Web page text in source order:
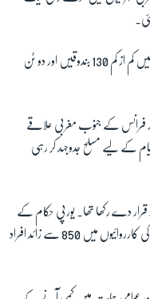
فرانسیسی حکام کے مطابق ہتھیاروں کے ان ذخیروں میں کم از کم 130 بندوقیں اور دو ٹن
اور فرانس کے جنوب مغربی علاقے
کے لیے مسلح جدوجہد کر رہی
قرار دے رکھا تھا۔ یورپی حکام کے
مطابق 1960ء کی دہائی سے اب تک 'ای ٹی اے' کی کارروائیوں میں 850 سے زائد افراد